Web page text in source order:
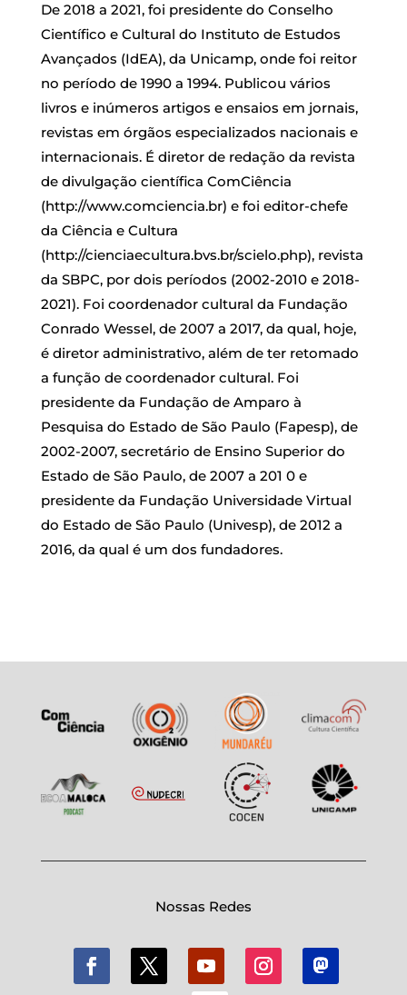
De 2018 a 2021, foi presidente do Conselho
Científico e Cultural do Instituto de Estudos
Avançados (IdEA), da Unicamp, onde foi reitor
no período de 1990 a 1994. Publicou vários
livros e inúmeros artigos e ensaios em jornais,
revistas em órgãos especializados nacionais e
internacionais. É diretor de redação da revista
de divulgação científica ComCiência
(http://www.comciencia.br) e foi editor-chefe
da Ciência e Cultura
(http://cienciaecultura.bvs.br/scielo.php), revista
da SBPC, por dois períodos (2002-2010 e 2018-
2021). Foi coordenador cultural da Fundação
Conrado Wessel, de 2007 a 2017, da qual, hoje,
é diretor administrativo, além de ter retomado
a função de coordenador cultural. Foi
presidente da Fundação de Amparo à
Pesquisa do Estado de São Paulo (Fapesp), de
2002-2007, secretário de Ensino Superior do
Estado de São Paulo, de 2007 a 201 0 e
presidente da Fundação Universidade Virtual
do Estado de São Paulo (Univesp), de 2012 a
2016, da qual é um dos fundadores.
Nossas Redes